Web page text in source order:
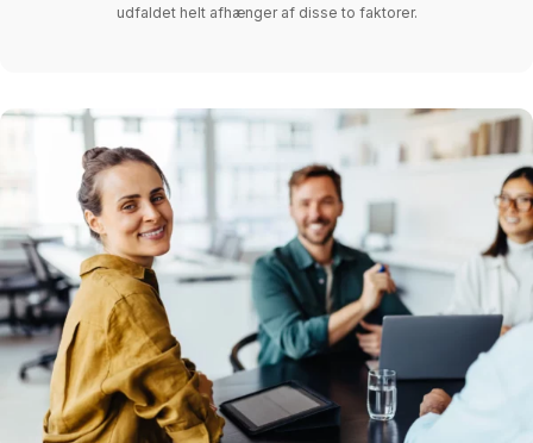
udfaldet helt afhænger af disse to faktorer.